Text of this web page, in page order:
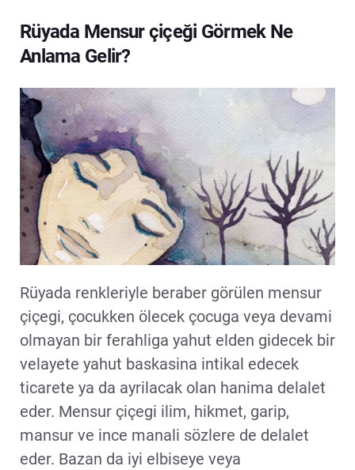
Rüyada Mensur çiçeği Görmek Ne
Anlama Gelir?
Rüyada renkleriyle beraber görülen mensur
çiçegi, çocukken ölecek çocuga veya devami
olmayan bir ferahliga yahut elden gidecek bir
velayete yahut baskasina intikal edecek
ticarete ya da ayrilacak olan hanima delalet
eder. Mensur çiçegi ilim, hikmet, garip,
mansur ve ince manali sözlere de delalet
eder. Bazan da iyi elbiseye veya